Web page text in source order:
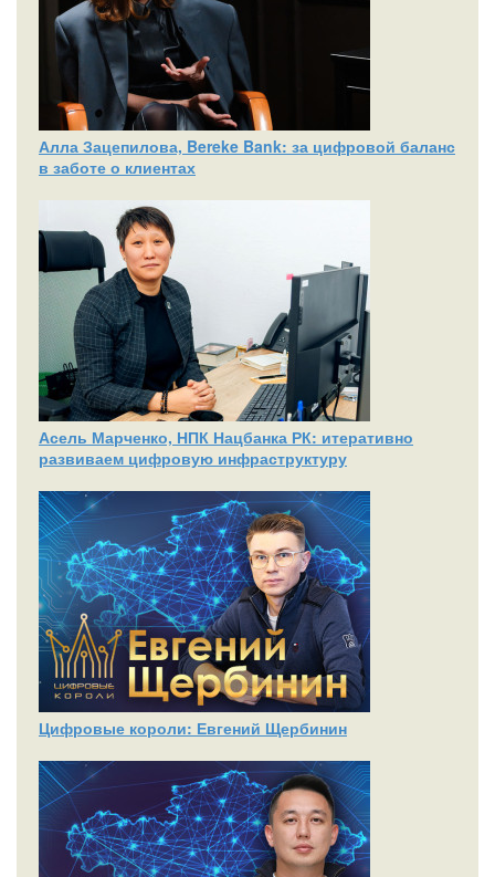
Алла Зацепилова, Bereke Bank: за цифровой баланс
в заботе о клиентах
Асель Марченко, НПК Нацбанка РК: итеративно
развиваем цифровую инфраструктуру
Цифровые короли: Евгений Щербинин